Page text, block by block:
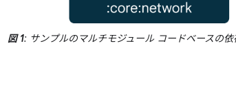
図 1: サンプルのマルチモジュール コードベースの